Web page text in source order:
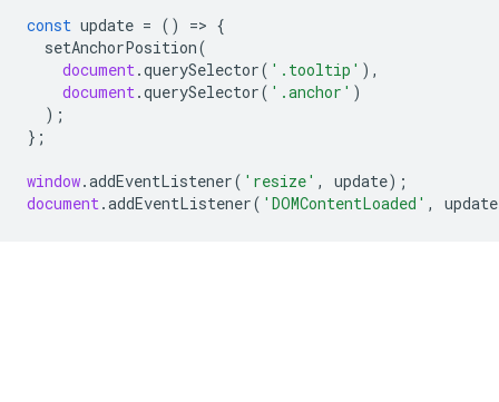
const update = () => {
setAnchorPosition(
document .querySelector( '.tooltip' ),
document .querySelector( '.anchor' )
);
};
window.addEventListener( 'resize' , update);
document .addEventListener( 'DOMContentLoaded' , update